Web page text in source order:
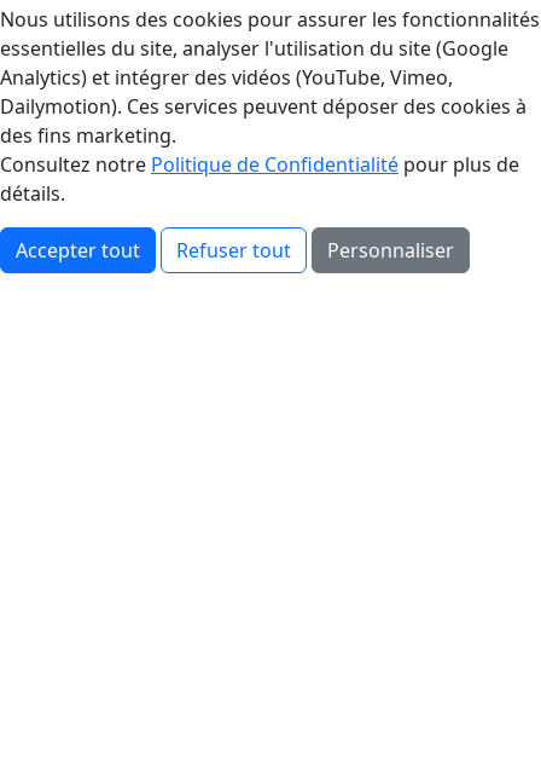
Gestion des Cookies
Nous utilisons des cookies pour assurer les fonctionnalités
essentielles du site, analyser l'utilisation du site (Google
Analytics) et intégrer des vidéos (YouTube, Vimeo,
Dailymotion). Ces services peuvent déposer des cookies à
des fins marketing.
Consultez notre Politique de Confidentialité pour plus de
détails.
Accepter tout Refuser tout Personnaliser